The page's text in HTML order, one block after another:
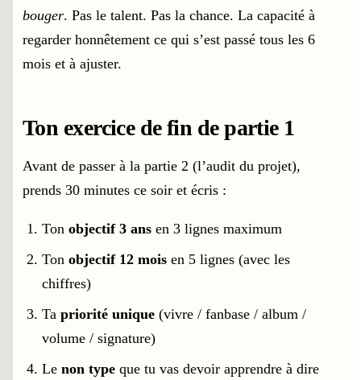
bouger. Pas le talent. Pas la chance. La capacité à
regarder honnêtement ce qui s’est passé tous les 6
mois et à ajuster.
Ton exercice de fin de partie 1
Avant de passer à la partie 2 (l’audit du projet),
prends 30 minutes ce soir et écris :
Ton objectif 3 ans en 3 lignes maximum
Ton objectif 12 mois en 5 lignes (avec les
chiffres)
Ta priorité unique (vivre / fanbase / album /
volume / signature)
Le non type que tu vas devoir apprendre à dire